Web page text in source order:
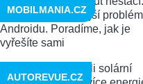
MOBILMANIA.CZ
AUTOREVUE.CZ